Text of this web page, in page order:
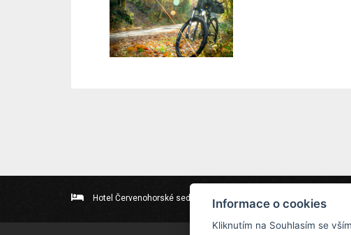
Hotel Červenohorské sedlo Kouty nad Desnou 80, 788 11
Informace o cookies
Kliknutím na Souhlasím se